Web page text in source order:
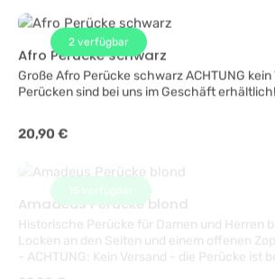
2 verfügbar
Afro Perücke schwarz
Große Afro Perücke schwarz ACHTUNG kein Versand -
Perücken sind bei uns im Geschäft erhältlich!
Regulärer Preis:
20,90 €
15verfügbar
Amadeus Perücke blond
Historische Perücke für Damen und Herren
Locken an den Seiten und einem offenen
- ACHTUNG: Kein Versand - die Perücke ist
in Wien erhältlich.